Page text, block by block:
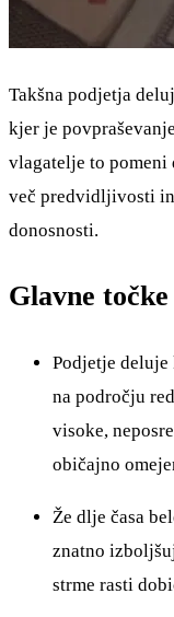
Takšna podjetja
kjer je
vlagatelje to
več predvidljivosti
donosnosti.
Glavne
Podjetje
na področju
visoke,
običajno
Že dlje časa
znatno
strme rasti